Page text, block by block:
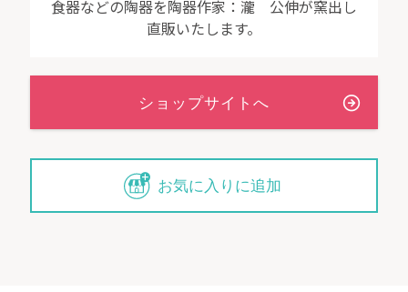
食器などの陶器を陶器作家：瀧 公伸が窯出し
直販いたします。
お気に入りに追加